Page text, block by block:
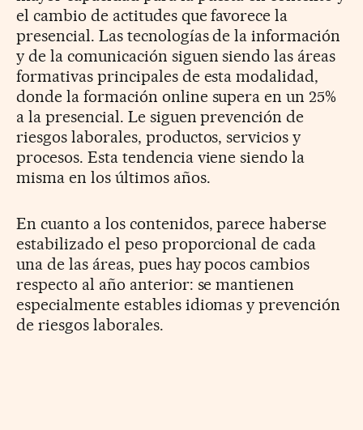
el cambio de actitudes que favorece la
presencial. Las tecnologías de la información
y de la comunicación siguen siendo las áreas
formativas principales de esta modalidad,
donde la formación online supera en un 25%
a la presencial. Le siguen prevención de
riesgos laborales, productos, servicios y
procesos. Esta tendencia viene siendo la
misma en los últimos años.
En cuanto a los contenidos, parece haberse
estabilizado el peso proporcional de cada
una de las áreas, pues hay pocos cambios
respecto al año anterior: se mantienen
especialmente estables idiomas y prevención
de riesgos laborales.